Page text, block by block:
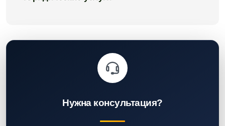
Нужна консультация?